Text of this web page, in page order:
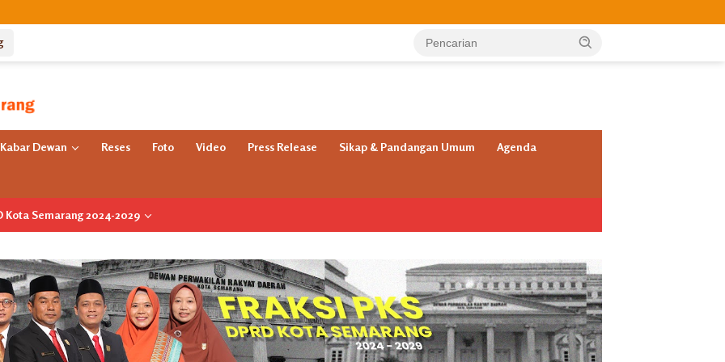
Kabar Dewan Reses Foto Video Press Release Sikap & Pandangan Umum Agenda
Kota Semarang 2024-2029